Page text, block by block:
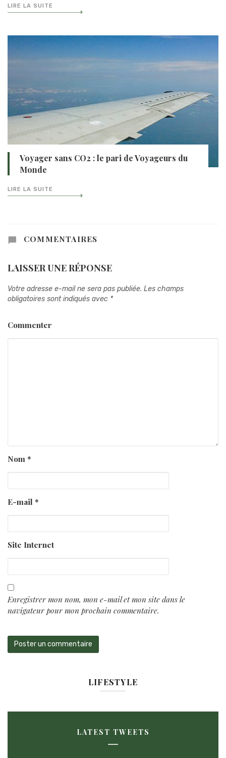
LIRE LA SUITE
Voyager sans CO2 : le pari de Voyageurs du
Monde
LIRE LA SUITE
COMMENTAIRES
LAISSER UNE RÉPONSE
Votre adresse e-mail ne sera pas publiée. Les champs
obligatoires sont indiqués avec *
Commenter
Nom*
E-mail *
Site Internet
Enregistrer mon nom, mon e-mail et mon site dans le
navigateur pour mon prochain commentaire.
LIFESTYLE
LATEST TWEETS